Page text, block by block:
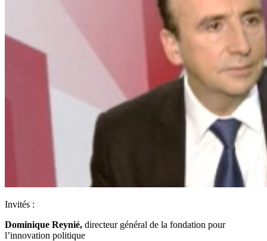
Invités :
Dominique Reynié, directeur général de la fondation pour
l’innovation politique